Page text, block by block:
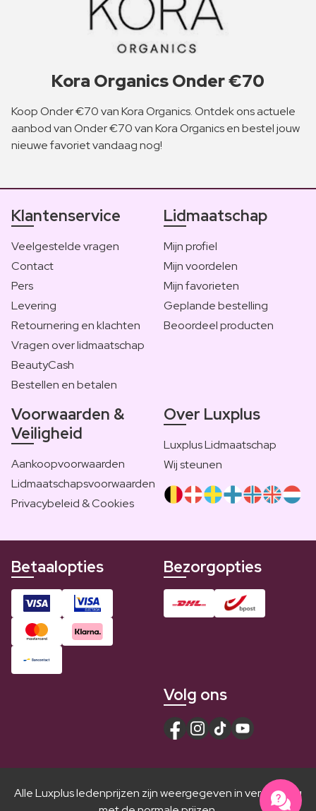
Kora Organics Onder €70
Koop Onder €70 van Kora Organics. Ontdek ons actuele
aanbod van Onder €70 van Kora Organics en bestel jouw
nieuwe favoriet vandaag nog!
Klantenservice
Veelgestelde vragen
Contact
Pers
Levering
Retournering en klachten
Vragen over lidmaatschap
BeautyCash
Bestellen en betalen
Lidmaatschap
Mijn profiel
Mijn voordelen
Mijn favorieten
Geplande bestelling
Beoordeel producten
Voorwaarden &
Veiligheid
Aankoopvoorwaarden
Lidmaatschapsvoorwaarden
Privacybeleid & Cookies
Over Luxplus
Luxplus Lidmaatschap
Wij steunen
Betaalopties Bezorgopties
Volg ons
Alle Luxplus ledenprijzen zijn weergegeven in vergelijking